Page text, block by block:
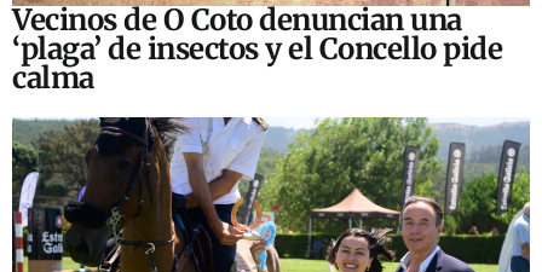
Vecinos de O Coto denuncian una
‘plaga’ de insectos y el Concello pide
calma